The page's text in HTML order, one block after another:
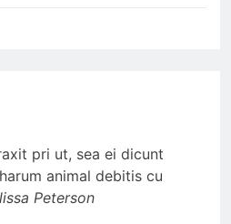
pri ut, sea ei dicunt
animal debitis cu
Peterson